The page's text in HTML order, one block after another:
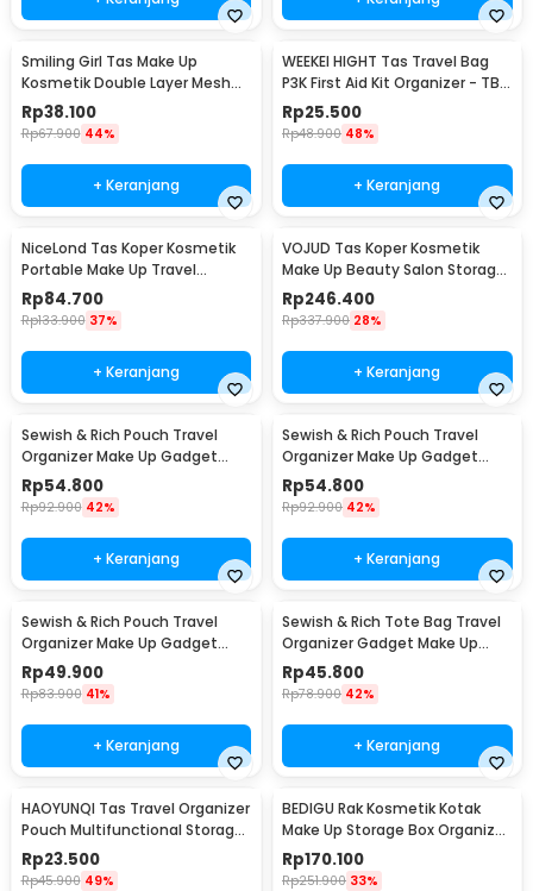
Smiling Girl Tas Make Up
Kosmetik Double Layer Mesh
20.5x13.5x14cm - SMG6
Rp38.100
Rp67.900 44%
+ Keranjang
WEEKEI HIGHT Tas Travel Bag
P3K First Aid Kit Organizer - TB-
0621
Rp25.500
Rp48.900 48%
+ Keranjang
NiceLond Tas Koper Kosmetik
Portable Make Up Travel
dengan Cermin Kecil - H500
Rp84.700
Rp133.900 37%
+ Keranjang
VOJUD Tas Koper Kosmetik
Make Up Beauty Salon Storage
Box 32cm - H740
Rp246.400
Rp337.900 28%
+ Keranjang
Sewish & Rich Pouch Travel
Organizer Make Up Gadget
Boxy Waterproof - SR12
Rp54.800
Rp92.900 42%
+ Keranjang
Sewish & Rich Pouch Travel
Organizer Make Up Gadget
Waterproof - SR13
Rp54.800
Rp92.900 42%
+ Keranjang
Sewish & Rich Pouch Travel
Organizer Make Up Gadget
Waterproof - SR14
Rp49.900
Rp83.900 41%
+ Keranjang
Sewish & Rich Tote Bag Travel
Organizer Gadget Make Up
Pouch - SR16
Rp45.800
Rp78.900 42%
+ Keranjang
HAOYUNQI Tas Travel Organizer
Pouch Multifunctional Storage
Bag - XD130
Rp23.500
Rp45.900 49%
BEDIGU Rak Kosmetik Kotak
Make Up Storage Box Organizer
3 Layer - BD3
Rp170.100
Rp251.900 33%